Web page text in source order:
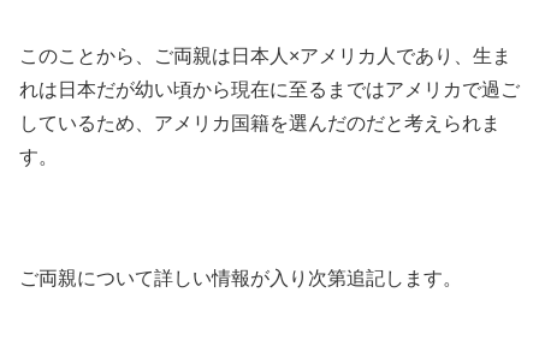
このことから、ご両親は日本人×アメリカ人であり、生ま
れは日本だが幼い頃から現在に至るまではアメリカで過ご
しているため、アメリカ国籍を選んだのだと考えられま
す。
ご両親について詳しい情報が入り次第追記します。